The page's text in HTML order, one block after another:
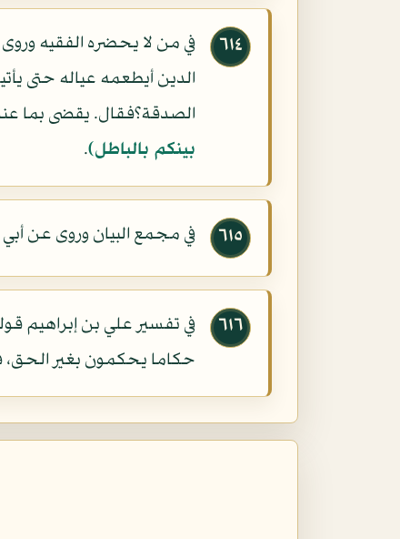
٦١٤
في من لا يحضره الفقيه
الدين أيطعمه عياله حتى
الصدقة؟فقال. يقضى بما
بينكم بالباطل).
٦١٥ في مجمع البيان وروى عن أبي
٦١٦ في تفسير علي بن إبراهيم
حكاما يحكمون بغير الحق،